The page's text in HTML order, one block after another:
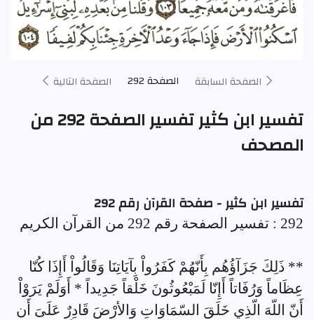
الصفحة السابقة الصفحة 292 الصفحة التالية
تفسير ابن كثير تفسير الصفحة 292 من
المصحف
تفسير ابن كثير - صفحة القرآن رقم 292
292 : تفسير الصفحة رقم 292 من القرآن الكريم
** ذَلِكَ جَزَآؤُهُم بِأَنّهُمْ كَفَرُواْ بِآيَاتِنَا وَقَالُواْ أَإِذَا كُنّا
عِظَاماً وَرُفَاتاً أَإِنّا لَمَبْعُوثُونَ خَلْقاً جَدِيداً * أَوَلَمْ يَرَوْاْ
أَنّ اللّهَ الّذِي خَلَقَ السّمَاوَاتِ وَالأرْضَ قَادِرٌ عَلَىَ أَن